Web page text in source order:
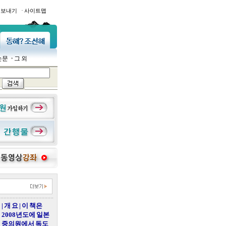
내기 · 사이트맵
문 그 외
| 개 요 | 이 책은
2008년도에 일본
중의원에서 독도